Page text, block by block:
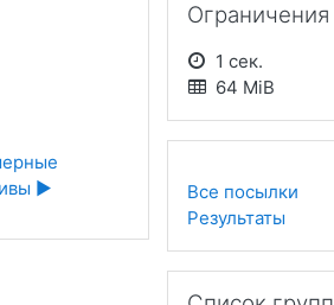
▶︎
Ограничения
1 сек.
64 MiB
Все посылки
Результаты